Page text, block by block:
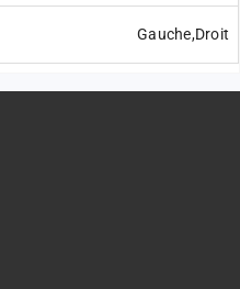
Gauche,Droit